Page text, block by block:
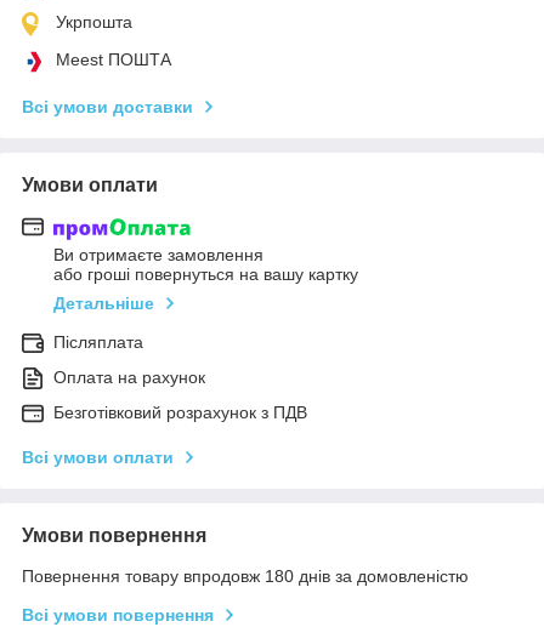
Укрпошта
Meest ПОШТА
Всі умови доставки
Умови оплати
Ви отримаєте замовлення
або гроші повернуться на вашу картку
Детальніше
Післяплата
Оплата на рахунок
Безготівковий розрахунок з ПДВ
Всі умови оплати
Умови повернення
Повернення товару впродовж 180 днів за домовленістю
Всі умови повернення